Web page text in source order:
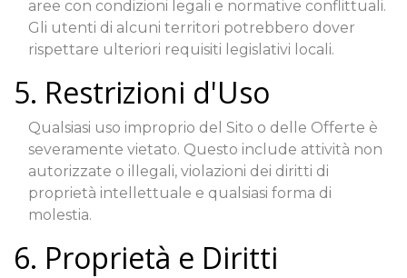
aree con condizioni legali e normative conflittuali.
Gli utenti di alcuni territori potrebbero dover
rispettare ulteriori requisiti legislativi locali.
5. Restrizioni d'Uso
Qualsiasi uso improprio del Sito o delle Offerte è
severamente vietato. Questo include attività non
autorizzate o illegali, violazioni dei diritti di
proprietà intellettuale e qualsiasi forma di
molestia.
6. Proprietà e Diritti